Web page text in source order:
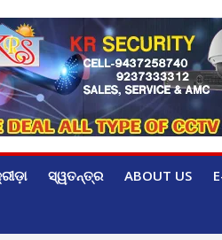
ସ୍ୱତନ୍ତ୍ର ABOUT US